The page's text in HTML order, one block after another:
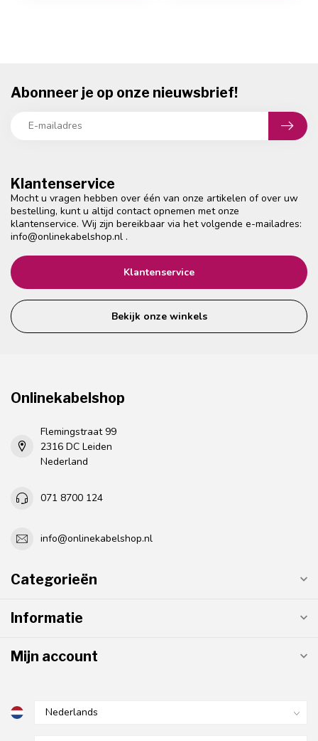
Klantenservice
Mocht u vragen hebben over één van onze artikelen of over uw
bestelling, kunt u altijd contact opnemen met onze
klantenservice. Wij zijn bereikbaar via het volgende e-mailadres:
info@onlinekabelshop.nl .
Klantenservice
Bekijk onze winkels
Abonneer je op onze nieuwsbrief!
Onlinekabelshop
Flemingstraat 99
2316 DC Leiden
Nederland
071 8700 124
info@onlinekabelshop.nl
Categorieën
Informatie
Mijn account